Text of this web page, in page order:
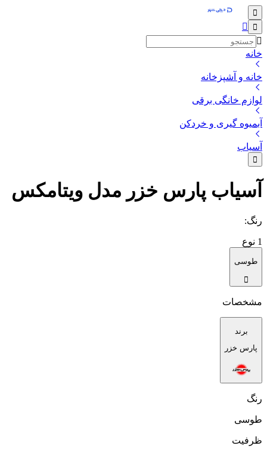
خانه
خانه و آشپزخانه
لوازم خانگی برقی
آبمیوه گیری و خردکن
آسیاب
آسیاب پارس خزر مدل ویتامکس
رنگ:
1 نوع
طوسی
مشخصات
برند
پارس خزر
رنگ
طوسی
ظرفیت